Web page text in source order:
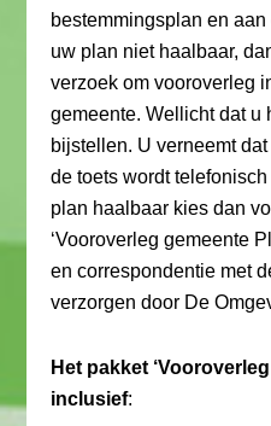
bestemmingsplan en
uw plan niet haalbaar,
verzoek om vooroverleg
gemeente. Wellicht dat u
bijstellen. U verneemt
de toets wordt
plan haalbaar kies dan
‘Vooroverleg gemeente
en correspondentie met
verzorgen door De
Het pakket
inclusief: